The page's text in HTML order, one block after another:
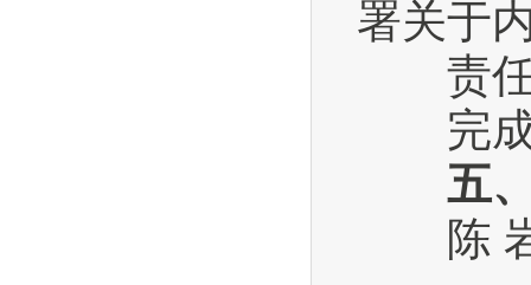
署关于
责任
完成
五
陈 岩